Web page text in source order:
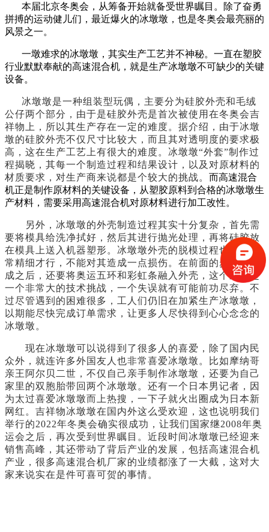
本届北京冬奥会，从筹备开始就备受世界瞩目。除了奋勇
拼搏的运动健儿们，最近爆火的冰墩墩，也是冬奥会最亮丽的
风景之一。
一墩难求的冰墩墩，其实生产工艺并不神秘。一直在塑胶
行业默默奉献的高速混合机，就是生产冰墩墩不可缺少的关键
设备。
冰墩墩是一种组装型玩偶，主要分为硅胶外壳和毛绒
公仔两个部分，由于是硅胶外壳是首次被使用在冬奥会吉
祥物上，所以其生产存在一定的难度。据介绍，由于冰墩
墩的硅胶外壳不仅尺寸比较大，而且其对透明度的要求极
高，这在生产工艺上有很大的难度。冰墩墩“外套”制作过
程揭晓，其每一个制造过程和结果设计，以及对原材料的
材质要求，对生产商来说都是个较大的挑战。 而高速混合
机正是制作原材料的关键设备，从塑胶原料到合格的冰墩墩生
产材料，需要采用高速混合机对原材料进行加工改性。
另外，冰墩墩的外壳制造过程其实十分复杂，首先需
要将模具给洗净拭好，然后其进行抛光处理，再将硅胶放
在模具上送入机器塑形。冰墩墩外壳的脱模过程也需要非
常精细才行，不能对其造成一点损伤。在前面的步骤都完
成之后，还要将奥运五环和彩虹条融入外壳，这个过程是
一个非常大的技术挑战，一个失误就有可能前功尽弃。不
过尽管遇到的困难很多，工人们仍旧在加紧生产冰墩墩，
以期能尽快完成订单需求，让更多人尽快得到心心念念的
冰墩墩。
现在冰墩墩可以说得到了很多人的喜爱，除了国内民
众外，就连许多外国友人也非常喜爱冰墩墩。比如摩纳哥
亲王阿尔贝二世，不仅自己亲手制作冰墩墩，还要为自己
家里的双胞胎带回两个冰墩墩。还有一个日本男记者，因
为太过喜爱冰墩墩而上热搜，一下子就火出圈成为日本新
网红。吉祥物冰墩墩在国内外这么受欢迎，这也说明我们
举行的2022年冬奥会确实很成功，让我们国家继2008年奥
运会之后，再次受到世界瞩目。近段时间冰墩墩已经迎来
销售高峰，其还带动了背后产业的发展，包括高速混合机
产业，很多高速混合机厂家的业绩都涨了一大截，这对大
家来说实在是件可喜可贺的事情。